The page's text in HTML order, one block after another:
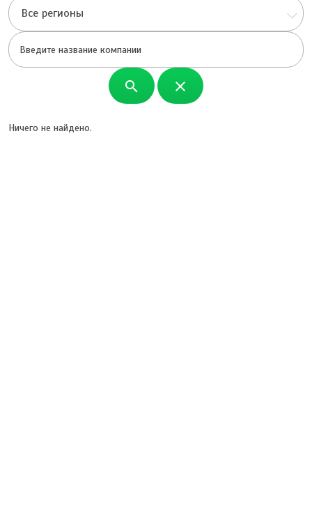
Все регионы
search close
Ничего не найдено.